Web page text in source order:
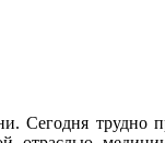
трудно